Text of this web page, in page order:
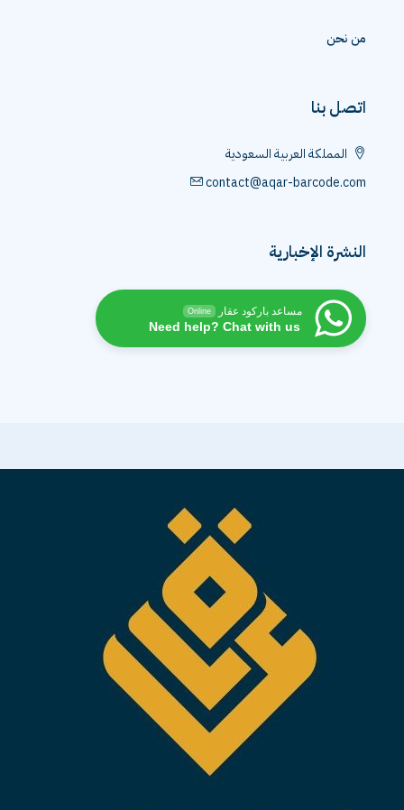
من نحن
اتصل بنا
المملكة العربية السعودية
contact@aqar-barcode.com
النشرة الإخبارية
مساعد باركود عقار Online
Need help? Chat with us